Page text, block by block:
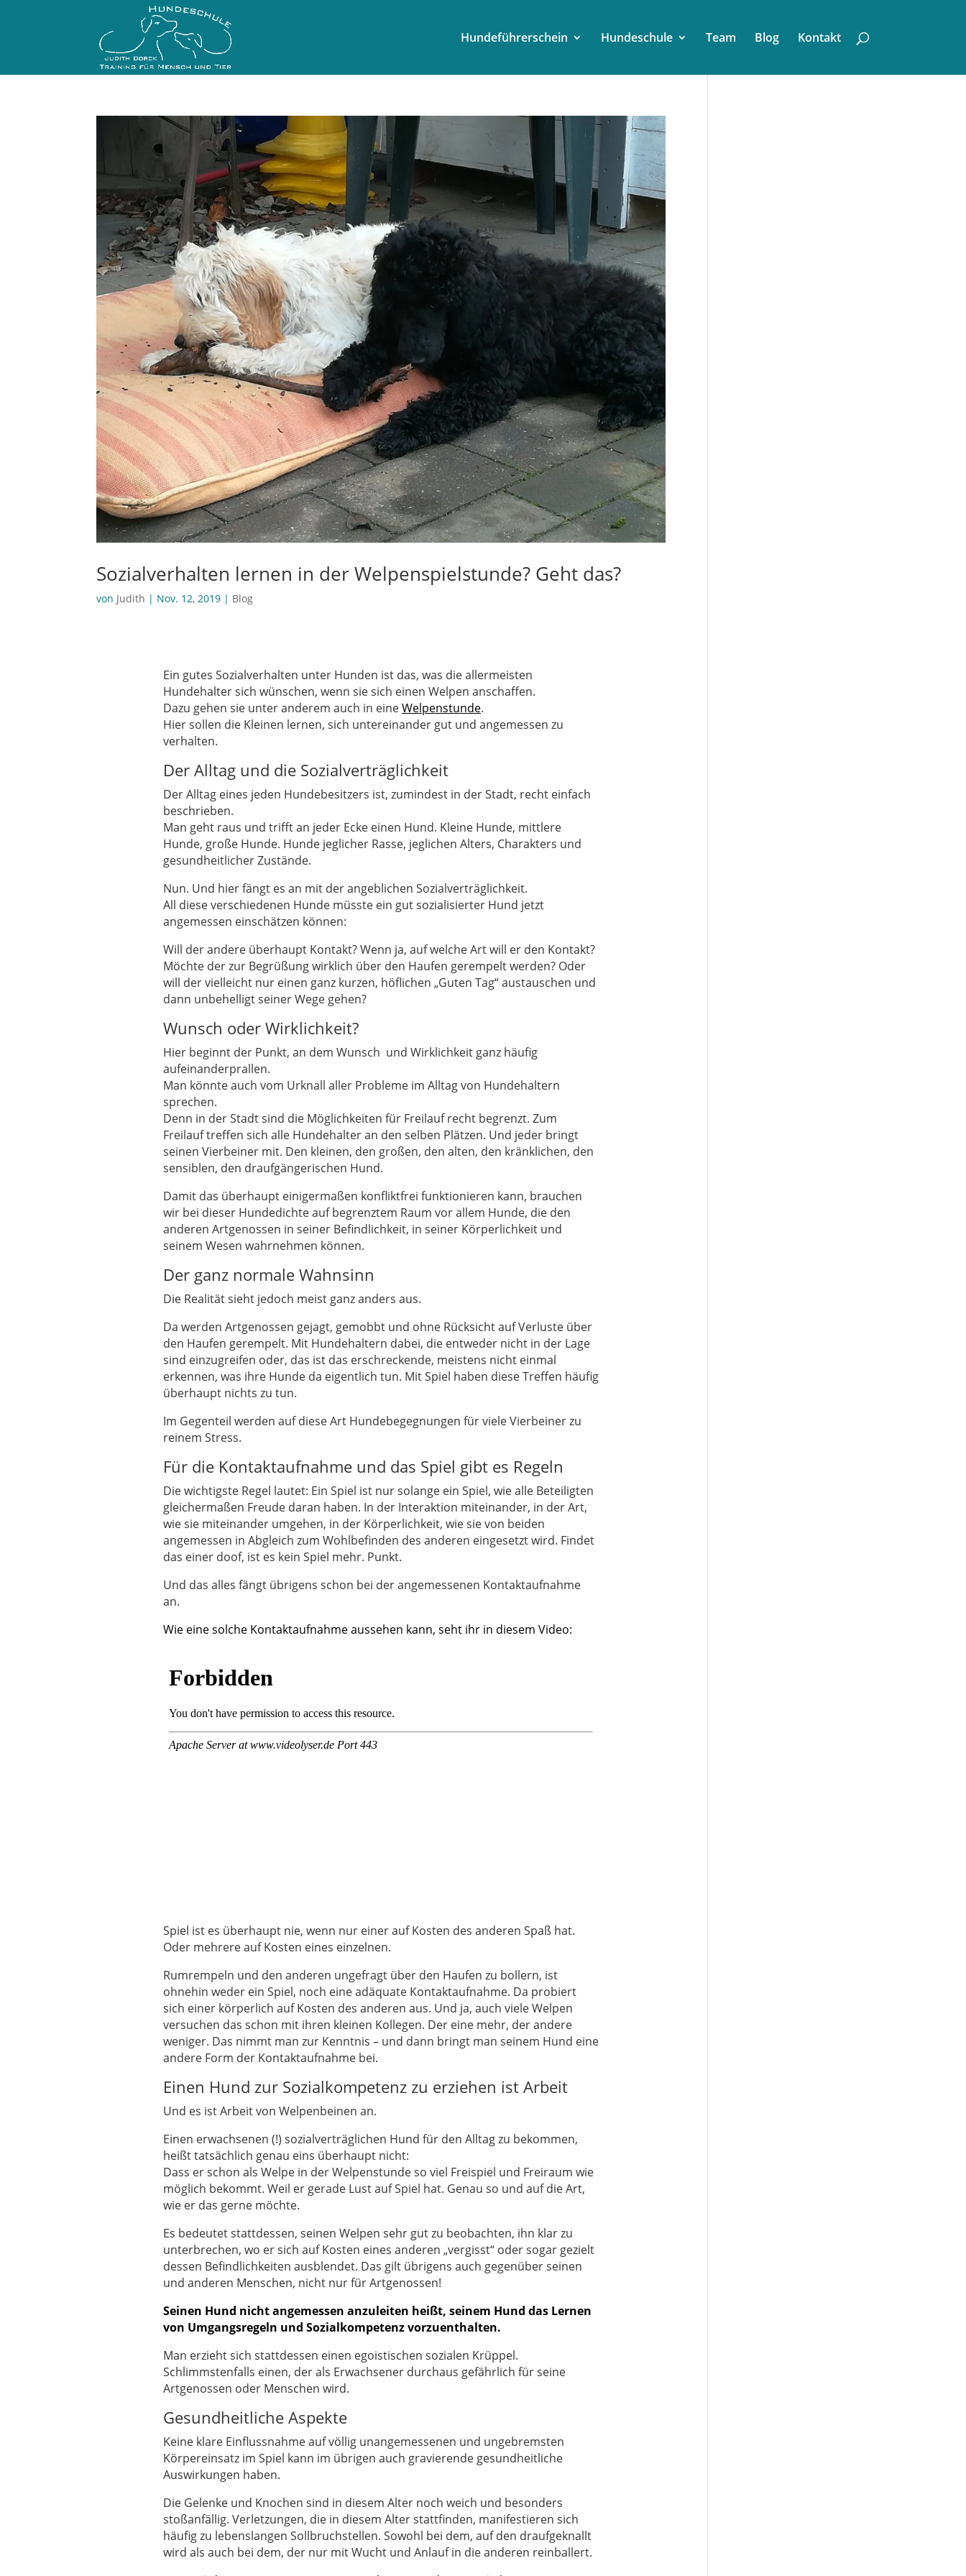
Hundeführerschein Hundeschule Team Blog Kontakt
Sozialverhalten lernen in der Welpenspielstunde? Geht das?
von Judith | Nov. 12, 2019 | Blog
Ein gutes Sozialverhalten unter Hunden ist das, was die allermeisten
Hundehalter sich wünschen, wenn sie sich einen Welpen anschaffen.
Dazu gehen sie unter anderem auch in eineWelpenstunde.
Hier sollen die Kleinen lernen, sich untereinander gut und angemessen zu
verhalten.
Der Alltag und die Sozialverträglichkeit
Der Alltag eines jeden Hundebesitzers ist, zumindest in der Stadt, recht einfach
beschrieben.
Man geht raus und trifft an jeder Ecke einen Hund. Kleine Hunde, mittlere
Hunde, große Hunde. Hunde jeglicher Rasse, jeglichen Alters, Charakters und
gesundheitlicher Zustände.
Nun. Und hier fängt es an mit der angeblichen Sozialverträglichkeit.
All diese verschiedenen Hunde müsste ein gut sozialisierter Hund jetzt
angemessen einschätzen können:
Will der andere überhaupt Kontakt? Wenn ja, auf welche Art will er den Kontakt?
Möchte der zur Begrüßung wirklich über den Haufen gerempelt werden? Oder
will der vielleicht nur einen ganz kurzen, höflichen „Guten Tag“ austauschen und
dann unbehelligt seiner Wege gehen?
Wunsch oder Wirklichkeit?
Hier beginnt der Punkt, an dem Wunsch und Wirklichkeit ganz häufig
aufeinanderprallen.
Man könnte auch vom Urknall aller Probleme im Alltag von Hundehaltern
sprechen.
Denn in der Stadt sind die Möglichkeiten für Freilauf recht begrenzt. Zum
Freilauf treffen sich alle Hundehalter an den selben Plätzen. Und jeder bringt
seinen Vierbeiner mit. Den kleinen, den großen, den alten, den kränklichen, den
sensiblen, den draufgängerischen Hund.
Damit das überhaupt einigermaßen konfliktfrei funktionieren kann, brauchen
wir bei dieser Hundedichte auf begrenztem Raum vor allem Hunde, die den
anderen Artgenossen in seiner Befindlichkeit, in seiner Körperlichkeit und
seinem Wesen wahrnehmen können.
Der ganz normale Wahnsinn
Die Realität sieht jedoch meist ganz anders aus.
Da werden Artgenossen gejagt, gemobbt und ohne Rücksicht auf Verluste über
den Haufen gerempelt. Mit Hundehaltern dabei, die entweder nicht in der Lage
sind einzugreifen oder, das ist das erschreckende, meistens nicht einmal
erkennen, was ihre Hunde da eigentlich tun. Mit Spiel haben diese Treffen häufig
überhaupt nichts zu tun.
Im Gegenteil werden auf diese Art Hundebegegnungen für viele Vierbeiner zu
reinem Stress.
Für die Kontaktaufnahme und das Spiel gibt es Regeln
Die wichtigste Regel lautet: Ein Spiel ist nur solange ein Spiel, wie alle Beteiligten
gleichermaßen Freude daran haben. In der Interaktion miteinander, in der Art,
wie sie miteinander umgehen, in der Körperlichkeit, wie sie von beiden
angemessen in Abgleich zum Wohlbefinden des anderen eingesetzt wird. Findet
das einer doof, ist es kein Spiel mehr. Punkt.
Und das alles fängt übrigens schon bei der angemessenen Kontaktaufnahme
an.
Wie eine solche Kontaktaufnahme aussehen kann, seht ihr in diesem Video:
Spiel ist es überhaupt nie, wenn nur einer auf Kosten des anderen Spaß hat.
Oder mehrere auf Kosten eines einzelnen.
Rumrempeln und den anderen ungefragt über den Haufen zu bollern, ist
ohnehin weder ein Spiel, noch eine adäquate Kontaktaufnahme. Da probiert
sich einer körperlich auf Kosten des anderen aus. Und ja, auch viele Welpen
versuchen das schon mit ihren kleinen Kollegen. Der eine mehr, der andere
weniger. Das nimmt man zur Kenntnis – und dann bringt man seinem Hund eine
andere Form der Kontaktaufnahme bei.
Einen Hund zur Sozialkompetenz zu erziehen ist Arbeit
Und es ist Arbeit von Welpenbeinen an.
Einen erwachsenen (!) sozialverträglichen Hund für den Alltag zu bekommen,
heißt tatsächlich genau eins überhaupt nicht:
Dass er schon als Welpe in der Welpenstunde so viel Freispiel und Freiraum wie
möglich bekommt. Weil er gerade Lust auf Spiel hat. Genau so und auf die Art,
wie er das gerne möchte.
Es bedeutet stattdessen, seinen Welpen sehr gut zu beobachten, ihn klar zu
unterbrechen, wo er sich auf Kosten eines anderen „vergisst“ oder sogar gezielt
dessen Befindlichkeiten ausblendet. Das gilt übrigens auch gegenüber seinen
und anderen Menschen, nicht nur für Artgenossen!
Seinen Hund nicht angemessen anzuleiten heißt, seinem Hund das Lernen
von Umgangsregeln und Sozialkompetenz vorzuenthalten.
Man erzieht sich stattdessen einen egoistischen sozialen Krüppel.
Schlimmstenfalls einen, der als Erwachsener durchaus gefährlich für seine
Artgenossen oder Menschen wird.
Gesundheitliche Aspekte
Keine klare Einflussnahme auf völlig unangemessenen und ungebremsten
Körpereinsatz im Spiel kann im übrigen auch gravierende gesundheitliche
Auswirkungen haben.
Die Gelenke und Knochen sind in diesem Alter noch weich und besonders
stoßanfällig. Verletzungen, die in diesem Alter stattfinden, manifestieren sich
häufig zu lebenslangen Sollbruchstellen. Sowohl bei dem, auf den draufgeknallt
wird als auch bei dem, der nur mit Wucht und Anlauf in die anderen reinballert.